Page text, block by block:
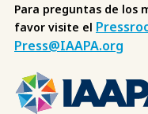
Para preguntas de los
favor visite el
Press@IAAPA.org